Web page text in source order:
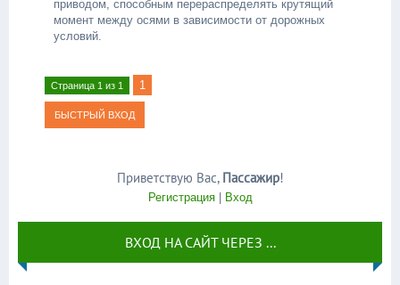
приводом, способным перераспределять крутящий
момент между осями в зависимости от дорожных
условий.
Страница 1 из 1 1
Приветствую Вас, Пассажир!
Регистрация| Вход
ВХОД НА САЙТ ЧЕРЕЗ ...